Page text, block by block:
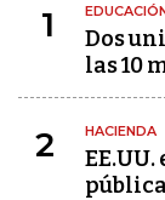
1
Dos
las 10
2 HACIENDA